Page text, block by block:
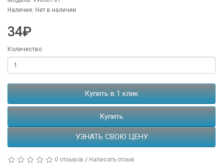
Наличие: Нет в наличии
34₽
Количество
Купить в 1 клик
Купить
УЗНАТЬ СВОЮ ЦЕНУ
0 отзывов / Написать отзыв